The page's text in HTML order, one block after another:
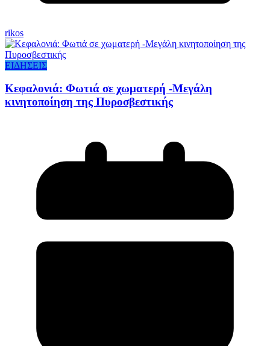
rikos
ΕΙΔΗΣΕΙΣ
Κεφαλονιά: Φωτιά σε χωματερή -Μεγάλη
κινητοποίηση της Πυροσβεστικής